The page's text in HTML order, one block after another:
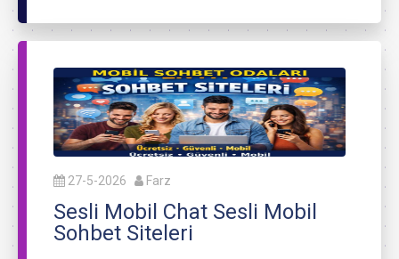
27-5-2026 Farz
Sesli Mobil Chat Sesli Mobil
Sohbet Siteleri